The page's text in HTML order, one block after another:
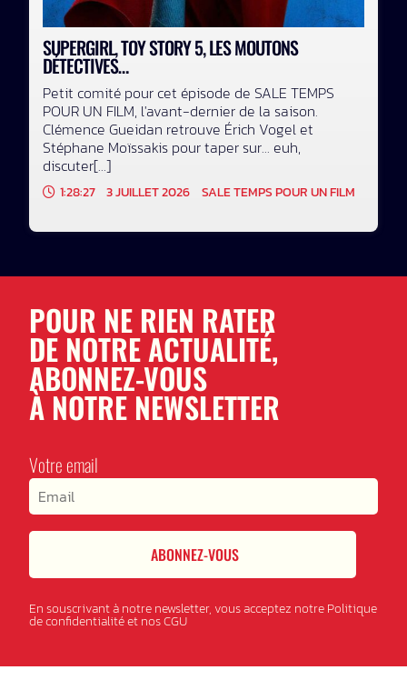
SUPERGIRL, TOY STORY 5, LES MOUTONS
DÉTECTIVES…
Petit comité pour cet épisode de SALE TEMPS
POUR UN FILM, l'avant-dernier de la saison.
Clémence Gueidan retrouve Érich Vogel et
Stéphane Moïssakis pour taper sur... euh,
discuter[...]
1:28:27 3 JUILLET 2026 SALE TEMPS POUR UN FILM
POUR NE RIEN RATER
DE NOTRE ACTUALITÉ,
ABONNEZ-VOUS
À NOTRE NEWSLETTER
Votre email
ABONNEZ-VOUS
En souscrivant à notre newsletter, vous acceptez notre Politique
de confidentialité et nos CGU